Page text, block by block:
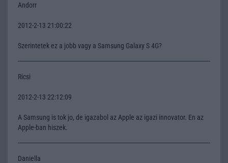
Andorr
2012-2-13 21:00:22
Szerintetek ez a jobb vagy a Samsung Galaxy S 4G?
Ricsi
2012-2-13 22:12:09
A Samsung is tok jo, de igazabol az Apple az igazi innovator. En az
Apple-ban hiszek.
Daniella